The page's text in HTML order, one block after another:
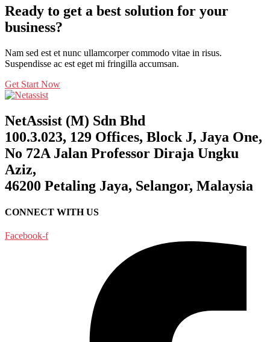
Ready to get a best solution for your
business?
Nam sed est et nunc ullamcorper commodo vitae in risus.
Suspendisse ac est eget mi fringilla accumsan.
Get Start Now
NetAssist (M) Sdn Bhd
100.3.023, 129 Offices, Block J, Jaya One,
No 72A Jalan Professor Diraja Ungku
Aziz,
46200 Petaling Jaya, Selangor, Malaysia
CONNECT WITH US
Facebook-f